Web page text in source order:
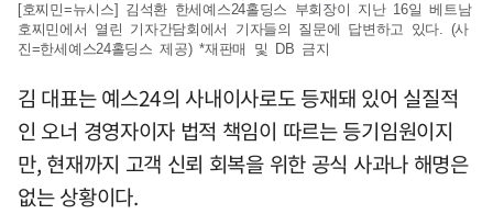
[호찌민=뉴시스] 김석환 한세예스24홀딩스 부회장이 지난 16일 베트남
호찌민에서 열린 기자간담회에서 기자들의 질문에 답변하고 있다. (사
진=한세예스24홀딩스 제공) *재판매 및 DB 금지
김 대표는 예스24의 사내이사로도 등재돼 있어 실질적
인 오너 경영자이자 법적 책임이 따르는 등기임원이지
만, 현재까지 고객 신뢰 회복을 위한 공식 사과나 해명은
없는 상황이다.